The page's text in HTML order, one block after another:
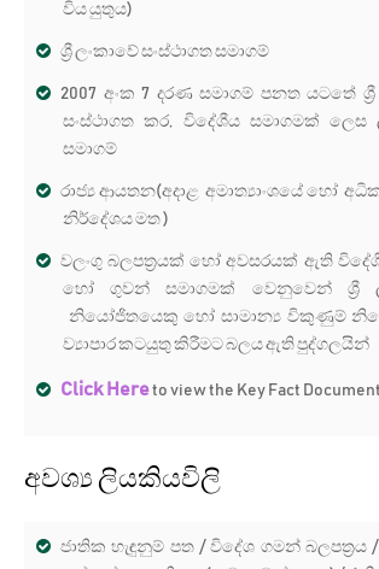
විය යුතුය)
ශ්‍රී ලංකාවේ සංස්ථාගත සමාගම්
2007 අංක 7 දරණ සමාගම් පනත යටතේ
සංස්ථාගත කර, විදේශීය සමාගමක් ලෙස
සමාගම්
රාජ්‍ය ආයතන(අදාළ අමාත්‍යාංශයේ හෝ
නිර්දේශය මත )
වලංගු බලපත්‍රයක් හෝ අවසරයක් ඇති
හෝ ගුවන් සමාගමක් වෙනුවෙන් ශ්‍රී
නියෝජිතයෙකු හෝ සාමාන්‍ය විකුණුම්
ව්‍යාපාර කටයුතු කිරීමට බලය ඇති පුද්ගලයින්
Click Hereto view the Key Fact Document
අවශ්‍ය ලියකියවිලි
ජාතික හැඳුනුම් පත / විදේශ ගමන් බලපත්‍රය /